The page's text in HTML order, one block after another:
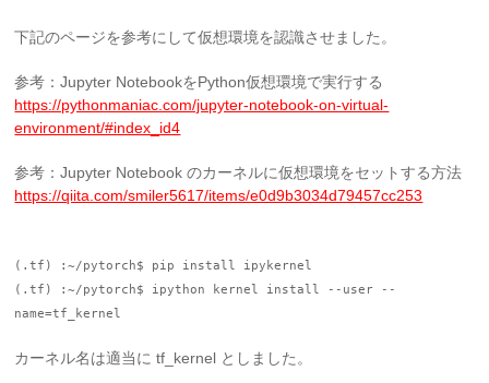
下記のページを参考にして仮想環境を認識させました。
参考：Jupyter NotebookをPython仮想環境で実行する
https://pythonmaniac.com/jupyter-notebook-on-virtual-
environment/#index_id4
参考：Jupyter Notebook のカーネルに仮想環境をセットする方法
https://qiita.com/smiler5617/items/e0d9b3034d79457cc253
(.tf) :~/pytorch$ pip install ipykernel
(.tf) :~/pytorch$ ipython kernel install --user --
name=tf_kernel
カーネル名は適当に tf_kernel としました。